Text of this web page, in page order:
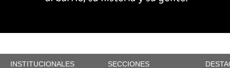
INSTITUCIONALES SECCIONES